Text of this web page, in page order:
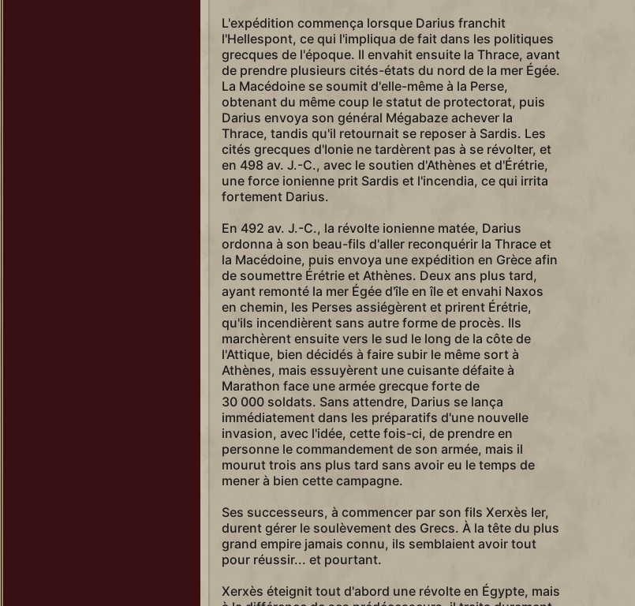
L'expédition commença lorsque Darius franchit
l'Hellespont, ce qui l'impliqua de fait dans les politiques
grecques de l'époque. Il envahit ensuite la Thrace, avant
de prendre plusieurs cités-états du nord de la mer Égée.
La Macédoine se soumit d'elle-même à la Perse,
obtenant du même coup le statut de protectorat, puis
Darius envoya son général Mégabaze achever la
Thrace, tandis qu'il retournait se reposer à Sardis. Les
cités grecques d'Ionie ne tardèrent pas à se révolter, et
en 498 av. J.-C., avec le soutien d'Athènes et d'Érétrie,
une force ionienne prit Sardis et l'incendia, ce qui irrita
fortement Darius.
En 492 av. J.-C., la révolte ionienne matée, Darius
ordonna à son beau-fils d'aller reconquérir la Thrace et
la Macédoine, puis envoya une expédition en Grèce afin
de soumettre Érétrie et Athènes. Deux ans plus tard,
ayant remonté la mer Égée d'île en île et envahi Naxos
en chemin, les Perses assiégèrent et prirent Érétrie,
qu'ils incendièrent sans autre forme de procès. Ils
marchèrent ensuite vers le sud le long de la côte de
l'Attique, bien décidés à faire subir le même sort à
Athènes, mais essuyèrent une cuisante défaite à
Marathon face une armée grecque forte de
30 000 soldats. Sans attendre, Darius se lança
immédiatement dans les préparatifs d'une nouvelle
invasion, avec l'idée, cette fois-ci, de prendre en
personne le commandement de son armée, mais il
mourut trois ans plus tard sans avoir eu le temps de
mener à bien cette campagne.
Ses successeurs, à commencer par son fils Xerxès Ier,
durent gérer le soulèvement des Grecs. À la tête du plus
grand empire jamais connu, ils semblaient avoir tout
pour réussir... et pourtant.
Xerxès éteignit tout d'abord une révolte en Égypte, mais